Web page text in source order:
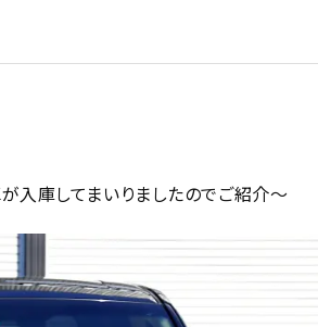
入庫してまいりましたのでご紹介～